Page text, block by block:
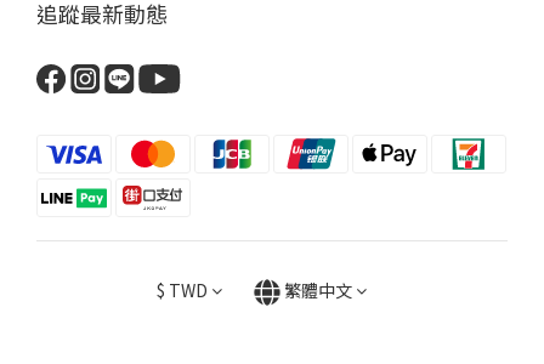
追蹤最新動態
$ TWD 繁體中文